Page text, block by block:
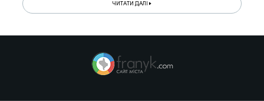
ЧИТАТИ ДАЛІ